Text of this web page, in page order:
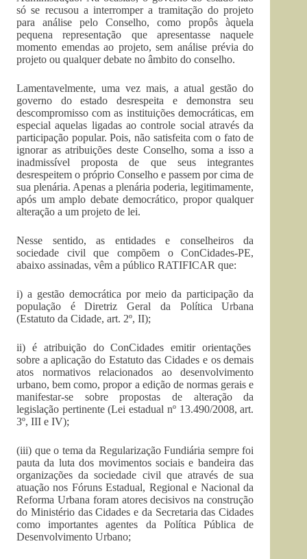
só se recusou a interromper a tramitação do projeto
para análise pelo Conselho, como propôs àquela
pequena representação que apresentasse naquele
momento emendas ao projeto, sem análise prévia do
projeto ou qualquer debate no âmbito do conselho.
Lamentavelmente, uma vez mais, a atual gestão do
governo do estado desrespeita e demonstra seu
descompromisso com as instituições democráticas, em
especial aquelas ligadas ao controle social através da
participação popular. Pois, não satisfeita com o fato de
ignorar as atribuições deste Conselho, soma a isso a
inadmissível proposta de que seus integrantes
desrespeitem o próprio Conselho e passem por cima de
sua plenária. Apenas a plenária poderia, legitimamente,
após um amplo debate democrático, propor qualquer
alteração a um projeto de lei.
Nesse sentido, as entidades e conselheiros da
sociedade civil que compõem o ConCidades-PE,
abaixo assinadas, vêm a público RATIFICAR que:
i) a gestão democrática por meio da participação da
população é Diretriz Geral da Política Urbana
(Estatuto da Cidade, art. 2º, II);
ii) é atribuição do ConCidades emitir orientações
sobre a aplicação do Estatuto das Cidades e os demais
atos normativos relacionados ao desenvolvimento
urbano, bem como, propor a edição de normas gerais e
manifestar-se sobre propostas de alteração da
legislação pertinente (Lei estadual nº 13.490/2008, art.
3º, III e IV);
(iii) que o tema da Regularização Fundiária sempre foi
pauta da luta dos movimentos sociais e bandeira das
organizações da sociedade civil que através de sua
atuação nos Fóruns Estadual, Regional e Nacional da
Reforma Urbana foram atores decisivos na construção
do Ministério das Cidades e da Secretaria das Cidades
como importantes agentes da Política Pública de
Desenvolvimento Urbano;